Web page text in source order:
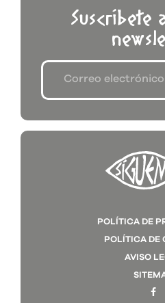
Suscríbete
POLÍTICA DE
POLÍTICA DE
AVISO